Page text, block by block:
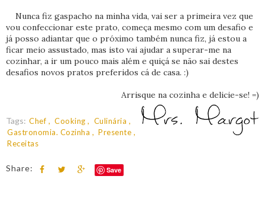
Nunca fiz gaspacho na minha vida, vai ser a primeira vez que
vou confeccionar este prato, começa mesmo com um desafio e
já posso adiantar que o próximo também nunca fiz, já estou a
ficar meio assustado, mas isto vai ajudar a superar-me na
cozinhar, a ir um pouco mais além e quiçá se não sai destes
desafios novos pratos preferidos cá de casa. :)
Arrisque na cozinha e delicie-se! =)
Tags: Chef Cooking
Culinária
Gastronomia. Cozinha
Presente
Receitas
Share: Save